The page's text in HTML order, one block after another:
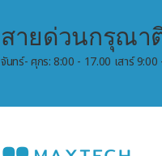
สายด่วนกรุณา
จันทร์- ศุกร: 8:00 - 17.00 เสาร์ 9:00